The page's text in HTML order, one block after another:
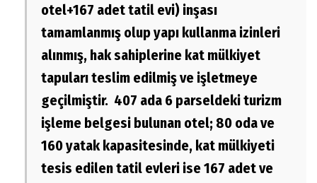
otel+167 adet tatil evi) inşası
tamamlanmış olup yapı kullanma izinleri
alınmış, hak sahiplerine kat mülkiyet
tapuları teslim edilmiş ve işletmeye
geçilmiştir. 407 ada 6 parseldeki turizm
işleme belgesi bulunan otel; 80 oda ve
160 yatak kapasitesinde, kat mülkiyeti
tesis edilen tatil evleri ise 167 adet ve